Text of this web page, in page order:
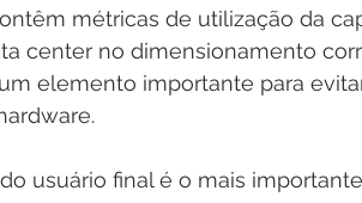
métricas de utilização da
center no dimensionamento
elemento importante para
usuário final é o mais